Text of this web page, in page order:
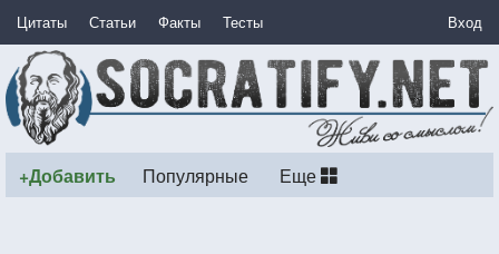
Цитаты Статьи Факты Тесты Вход
+Добавить Популярные Еще